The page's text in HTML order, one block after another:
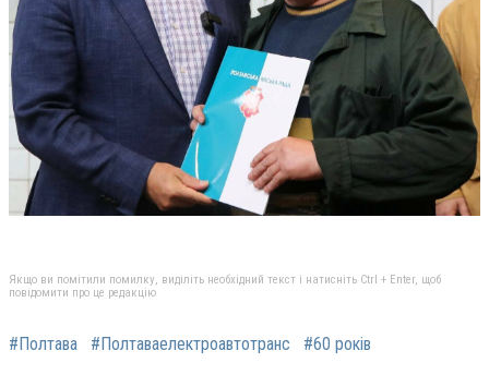
Якщо ви помітили помилку, виділіть необхідний текст і натисніть Ctrl + Enter, щоб
повідомити про це редакцію
#Полтава #Полтаваелектроавтотранс #60 років